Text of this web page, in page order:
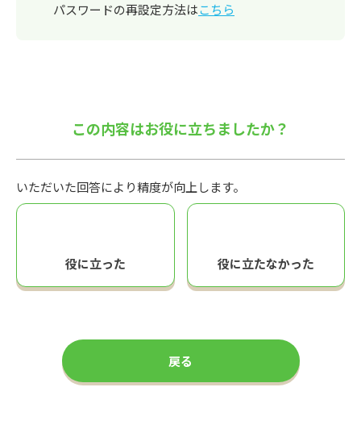
パスワードの再設定方法はこちら
この内容はお役に立ちましたか？
いただいた回答により精度が向上します。
役に立った 役に立たなかった
戻る